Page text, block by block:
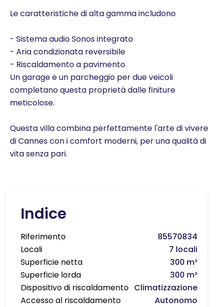
Le caratteristiche di alta gamma includono
- Sistema audio Sonos integrato
- Aria condizionata reversibile
- Riscaldamento a pavimento
Un garage e un parcheggio per due veicoli
completano questa proprietà dalle finiture
meticolose.
Questa villa combina perfettamente l'arte di vivere
di Cannes con i comfort moderni, per una qualità di
vita senza pari.
Indice
Riferimento
85570834
Locali
7 locali
Superficie netta
300 m²
Superficie lorda
300 m²
Dispositivo di riscaldamento Climatizzazione
Accesso al riscaldamento
Autonomo